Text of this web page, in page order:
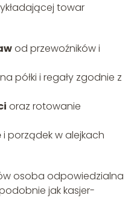
towar
od przewoźników i
na półki i regały zgodnie z
oraz rotowanie
i porządek w alejkach
osoba odpowiedzialna
jak kasjer-